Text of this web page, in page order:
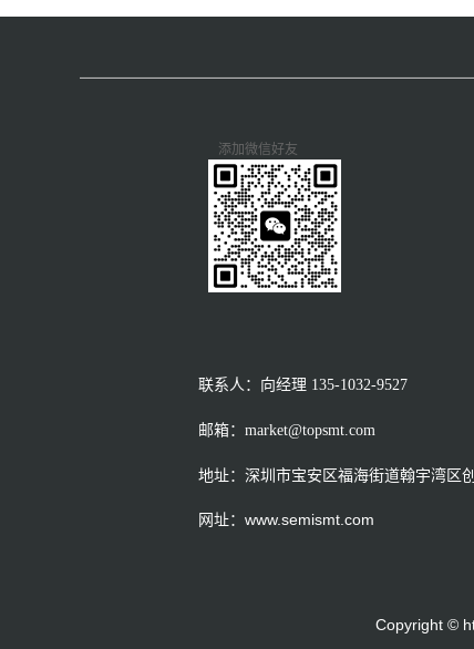
添加微信好友
联系人：向经理 135-1032-9527
邮箱：market@topsmt.com
地址：深圳市宝安区福海街道翰宇湾区
网址：www.semismt.com
Copyright ©